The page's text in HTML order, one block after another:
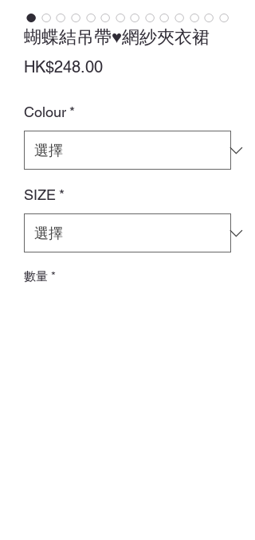
蝴蝶結吊帶♥網紗夾衣裙
HK$248.00價
Colour *
SIZE *
數量 *